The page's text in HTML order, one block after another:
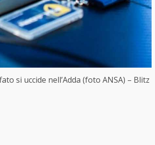
si uccide nell’Adda (foto ANSA) – Blitz